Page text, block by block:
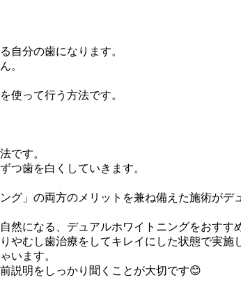
自分の歯になります。
。
使って行う方法です。
です。
つ歯を白くしていきます。
グ」の両方のメリットを兼ね備えた施術が
然になる、デュアルホワイトニングをおすす
やむし歯治療をしてキレイにした状態で実施
います。
説明をしっかり聞くことが大切です😊